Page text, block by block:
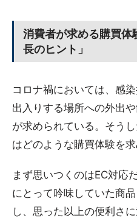
消費者が求める購買体
長のヒント」
コロナ禍においては、感
出入りする場所への外出
が求められている。そう
はどのような購買体験を求
まず思いつくのはEC対応
にとって吟味していた商
し、思った以上の便利さ